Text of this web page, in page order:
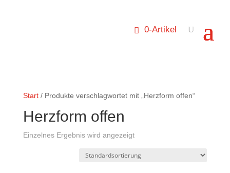
0-Artikel
Start/ Produkte verschlagwortet mit „Herzform offen“
Herzform offen
Einzelnes Ergebnis wird angezeigt